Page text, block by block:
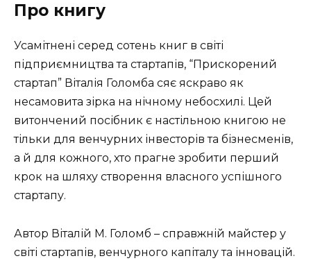
Про книгу
Усамітнені серед сотень книг в світі
підприємництва та стартапів, “Прискорений
стартап” Віталія Голомба сяє яскраво як
несамовита зірка на нічному небосхилі. Цей
витончений посібник є настільною книгою не
тільки для венчурних інвесторів та бізнесменів,
а й для кожного, хто прагне зробити перший
крок на шляху створення власного успішного
стартапу.
Автор Віталій М. Голомб – справжній майстер у
світі стартапів, венчурного капіталу та інновацій.